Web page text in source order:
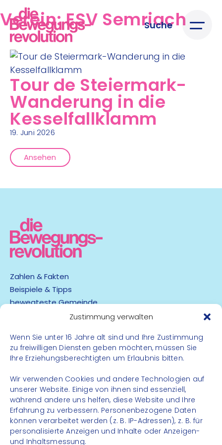
Zustimmung verwalten
Wenn Sie unter 16 Jahre alt sind und Ihre Zustimmung
zu freiwilligen Diensten geben möchten, müssen Sie
Ihre Erziehungsberechtigten um Erlaubnis bitten.
Wir verwenden Cookies und andere Technologien auf
unserer Website. Einige von ihnen sind essenziell,
während andere uns helfen, diese Website und Ihre
Erfahrung zu verbessern. Personenbezogene Daten
können verarbeitet werden (z. B. IP-Adressen), z. B. für
personalisierte Anzeigen und Inhalte oder Anzeigen-
und Inhaltsmessung.
Suche
Verein:ESV Semriach
Tour de Steiermark-
Wanderung in die
Kesselfallklamm
19. Juni 2026
Ansehen
Zahlen & Fakten
Beispiele & Tipps
bewegteste Gemeinde
Barrierefreiheit
Datenschutz
Impressum
Kontakt
FOLGE UNS
Instagram
Facebook